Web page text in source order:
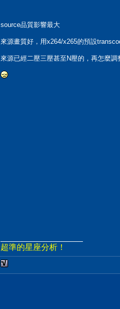
source品質影響最大
來源畫質好，用x264/x265的預設
來源已經二壓三壓甚至N壓的，再怎麼
超準的星座分析！